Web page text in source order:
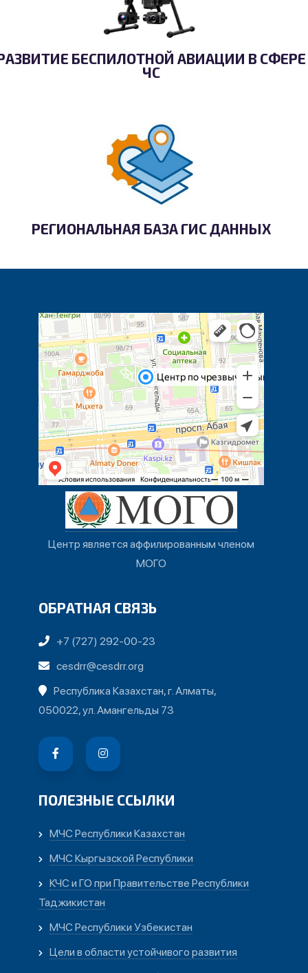
БЕСПИЛОТНОЙ АВИАЦИИ В СФЕРЕ
ЧС
РЕГИОНАЛЬНАЯ БАЗА ГИС ДАННЫХ
Центр является аффилированным членом
МОГО
ОБРАТНАЯ СВЯЗЬ
+7 (727) 292-00-23
cesdrr@cesdrr.org
Республика Казахстан, г. Алматы,
050022, ул. Амангельды 73
ПОЛЕЗНЫЕ ССЫЛКИ
МЧС Республики Казахстан
МЧС Кыргызской Республики
КЧС и ГО при Правительстве Республики
Таджикистан
МЧС Республики Узбекистан
Цели в области устойчивого развития